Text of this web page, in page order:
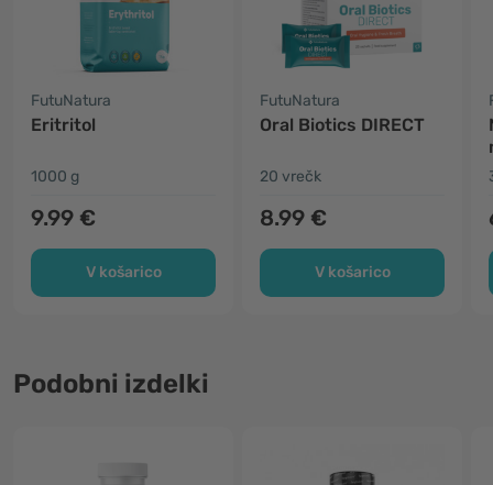
FutuNatura
Eritritol
1000 g
9.99 €
V košarico
FutuNatura
Oral Biotics DIRECT
20 vrečk
8.99 €
V košarico
Podobni izdelki